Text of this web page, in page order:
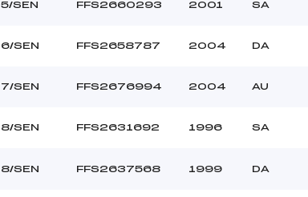
5/SEN FFS2660293 2001 SA
6/SEN FFS2658787 2004 DA
7/SEN FFS2676994 2004 AU
8/SEN FFS2631692 1996 SA
8/SEN FFS2637568 1999 DA